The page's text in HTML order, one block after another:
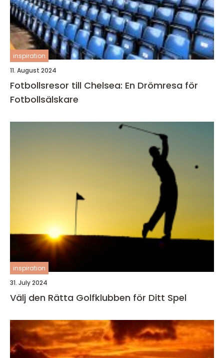
inspiration
11. August 2024
Fotbollsresor till Chelsea: En Drömresa för
Fotbollsälskare
inspiration
31. July 2024
Välj den Rätta Golfklubben för Ditt Spel